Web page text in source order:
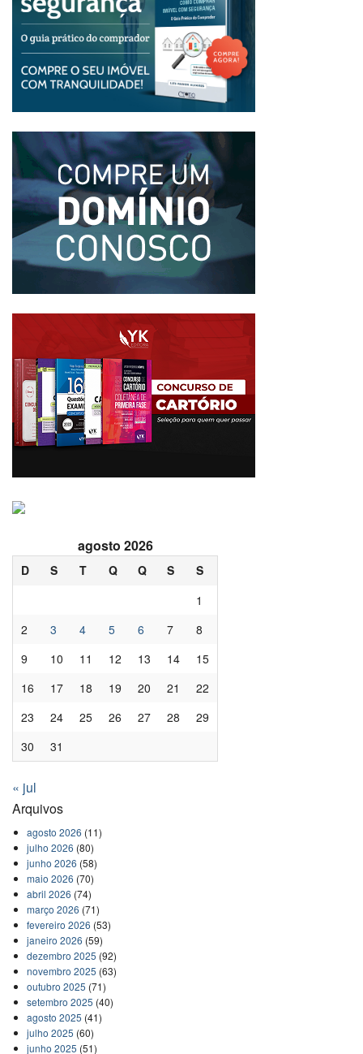
agosto 2026
D S T Q Q S
S
1
2
3 4 5 6 7
8
9
10 11 12 13 14
15
16
17 18 19 20 21
22
23
24 25 26 27 28
29
30
31
« jul
Arquivos
agosto 2026 (11)
julho 2026 (80)
junho 2026 (58)
maio 2026 (70)
abril 2026 (74)
março 2026 (71)
fevereiro 2026 (53)
janeiro 2026 (59)
dezembro 2025 (92)
novembro 2025 (63)
outubro 2025 (71)
setembro 2025 (40)
agosto 2025 (41)
julho 2025 (60)
junho 2025 (51)